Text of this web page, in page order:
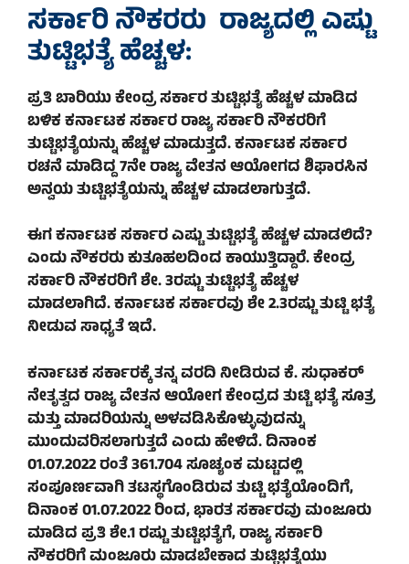
ಸರ್ಕಾರಿ ನೌಕರರು ರಾಜ್ಯದಲ್ಲಿ ಎಷ್ಟು
ತುಟ್ಟಿಭತ್ಯೆ ಹೆಚ್ಚಳ:
ಪ್ರತಿ ಬಾರಿಯು ಕೇಂದ್ರ ಸರ್ಕಾರ ತುಟ್ಟಿಭತ್ಯೆ ಹೆಚ್ಚಳ ಮಾಡಿದ
ಬಳಿಕ ಕರ್ನಾಟಕ ಸರ್ಕಾರ ರಾಜ್ಯ ಸರ್ಕಾರಿ ನೌಕರರಿಗೆ
ತುಟ್ಟಿಭತ್ಯೆಯನ್ನು ಹೆಚ್ಚಳ ಮಾಡುತ್ತದೆ. ಕರ್ನಾಟಕ ಸರ್ಕಾರ
ರಚನೆ ಮಾಡಿದ್ದ 7ನೇ ರಾಜ್ಯ ವೇತನ ಆಯೋಗದ ಶಿಫಾರಸಿನ
ಅನ್ವಯ ತುಟ್ಟಿಭತ್ಯೆಯನ್ನು ಹೆಚ್ಚಳ ಮಾಡಲಾಗುತ್ತದೆ.
ಈಗ ಕರ್ನಾಟಕ ಸರ್ಕಾರ ಎಷ್ಟು ತುಟ್ಟಿಭತ್ಯೆ ಹೆಚ್ಚಳ ಮಾಡಲಿದೆ?
ಎಂದು ನೌಕರರು ಕುತೂಹಲದಿಂದ ಕಾಯುತ್ತಿದ್ದಾರೆ. ಕೇಂದ್ರ
ಸರ್ಕಾರಿ ನೌಕರರಿಗೆ ಶೇ. 3ರಷ್ಟು ತುಟ್ಟಿಭತ್ಯೆ ಹೆಚ್ಚಳ
ಮಾಡಲಾಗಿದೆ. ಕರ್ನಾಟಕ ಸರ್ಕಾರವು ಶೇ 2.3ರಷ್ಟು ತುಟ್ಟಿ ಭತ್ಯೆ
ನೀಡುವ ಸಾಧ್ಯತೆ ಇದೆ.
ಕರ್ನಾಟಕ ಸರ್ಕಾರಕ್ಕೆ ತನ್ನ ವರದಿ ನೀಡಿರುವ ಕೆ. ಸುಧಾಕರ್
ನೇತೃತ್ವದ ರಾಜ್ಯ ವೇತನ ಆಯೋಗ ಕೇಂದ್ರದ ತುಟ್ಟಿ ಭತ್ಯೆ ಸೂತ್ರ
ಮತ್ತು ಮಾದರಿಯನ್ನು ಅಳವಡಿಸಿಕೊಳ್ಳುವುದನ್ನು
ಮುಂದುವರಿಸಲಾಗುತ್ತದೆ ಎಂದು ಹೇಳಿದೆ. ದಿನಾಂಕ
01.07.2022 ರಂತೆ 361.704 ಸೂಚ್ಯಂಕ ಮಟ್ಟದಲ್ಲಿ
ಸಂಪೂರ್ಣವಾಗಿ ತಟಸ್ಥಗೊಂಡಿರುವ ತುಟ್ಟಿ ಭತ್ಯೆಯೊಂದಿಗೆ,
ದಿನಾಂಕ 01.07.2022 ರಿಂದ, ಭಾರತ ಸರ್ಕಾರವು ಮಂಜೂರು
ಮಾಡಿದ ಪ್ರತಿ ಶೇ.1 ರಷ್ಟು ತುಟ್ಟಿಭತ್ಯೆಗೆ, ರಾಜ್ಯ ಸರ್ಕಾರಿ
ನೌಕರರಿಗೆ ಮಂಜೂರು ಮಾಡಬೇಕಾದ ತುಟ್ಟಿಭತ್ಯೆಯು